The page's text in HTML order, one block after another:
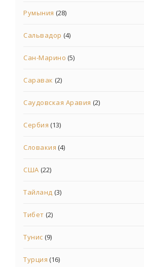
Румыния (28)
Сальвадор (4)
Сан-Марино (5)
Саравак (2)
Саудовская Аравия (2)
Сербия (13)
Словакия (4)
США (22)
Тайланд (3)
Тибет (2)
Тунис (9)
Турция (16)